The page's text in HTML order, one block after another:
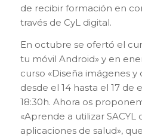
de recibir formación en
través de CyL digital.
En octubre se ofertó el
tu móvil Android» y en
curso «Diseña imágenes y
desde el 14 hasta el 17 de
18:30h. Ahora os
«Aprende a utilizar SACYL
aplicaciones de salud»,